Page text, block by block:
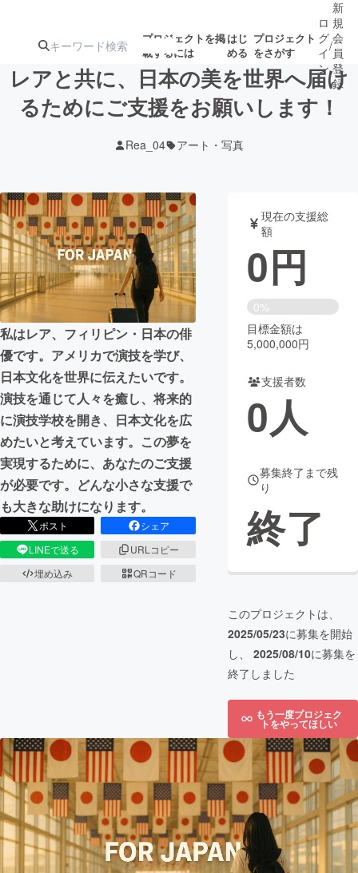
プロジェクトを掲
載するには
はじ
める
プロジェクト
をさがす
ジェクト
募集終了が近いプ
ロジェクト
アート・写真 音楽
テクノロジー・ガジェット ゲーム・サ
映像・映画 書籍・雑誌
ビジネス・起業 チャレンジ
まちづくり・地域活性化
CAMPFIRE for Social Good
CAMPFIRE Creation
CAMPFIREふるさと納税machi-ya
ロ
グ
イ
ン
/
新
規
会
員
登
録
レアと共に、日本の美を世界へ届け
るためにご支援をお願いします！
Rea_04 アート・写真
私はレア、フィリピン・日本の俳
優です。アメリカで演技を学び、
日本文化を世界に伝えたいです。
演技を通じて人々を癒し、将来的
に演技学校を開き、日本文化を広
めたいと考えています。この夢を
実現するために、あなたのご支援
が必要です。どんな小さな支援で
も大きな助けになります。
ポスト
シェア
LINEで送る
URLコピー
埋め込み
QRコード
現在の支援総
額
0円
0%
目標金額は
5,000,000円
支援者数
0人
募集終了まで残
り
終了
このプロジェクトは、
2025/05/23に募集を開始
し、 2025/08/10に募集を
終了しました
もう一度プロジェク
トをやってほしい